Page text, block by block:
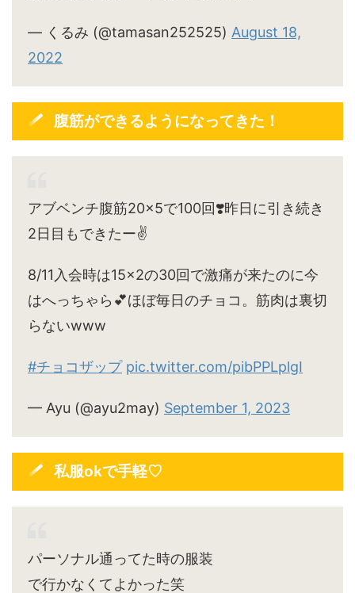
— くるみ (@tamasan252525) August 18,
2022
腹筋ができるようになってきた！
アブベンチ腹筋20×5で100回❣️昨日に引き続き
2日目もできたー✌️
8/11入会時は15×2の30回で激痛が来たのに今
はへっちゃら💕ほぼ毎日のチョコ。筋肉は裏切
らないwww
#チョコザップ pic.twitter.com/pibPPLplgI
— Ayu (@ayu2may) September 1, 2023
私服okで手軽♡
パーソナル通ってた時の服装
で行かなくてよかった笑